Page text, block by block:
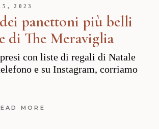
2023
panettoni più belli
di The Meraviglia
con liste di regali di Natale
e su Instagram, corriamo
MORE